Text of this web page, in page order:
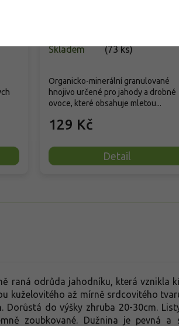
Skladem (73 ks)
129 Kč
Detail
Organicko-minerální granulované
hnojivo určené pro jahody a drobné
ovoce, které obsahuje mletou...
raná odrůda jahodníku, která vznikla
kuželovitého až mírně srdcovitého
Dorůstá do výšky zhruba 20-30cm.
zoubkované. Dužnina je pevná a